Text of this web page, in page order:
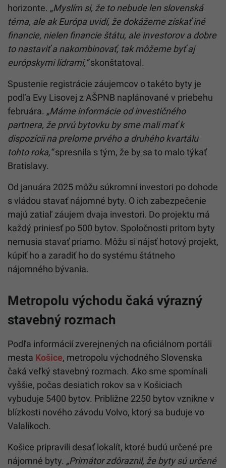
horizonte. „Myslím si, že to nebude len slovenská
téma, ale ak Európa uvidí, že dokážeme získať iné
financie, nielen financie štátu, ale investorov a dobre
to nastaviť a nakombinovať, tak môžeme byť aj
európskymi lídrami,“skonštatoval.
Spustenie registrácie záujemcov o takéto byty je
podľa Evy Lisovej z AŠPNB naplánované v priebehu
februára. „Máme informácie od investičného
partnera, že prvú bytovku by sme mali mať k
dispozícii na prelome prvého a druhého kvartálu
tohto roka,“spresnila s tým, že by sa to malo týkať
Bratislavy.
Od januára 2025 môžu súkromní investori po dohode
s vládou stavať nájomné byty. O ich zabezpečenie
majú zatiaľ záujem dvaja investori. Do projektu má
každý priniesť po 500 bytov. Spoločnosti pritom byty
nemusia stavať priamo. Môžu si nájsť hotový projekt,
kúpiť ho a zaradiť ho do systému štátneho
nájomného bývania.
Metropolu východu čaká výrazný
stavebný rozmach
Podľa informácií zverejnených na oficiálnom portáli
mesta Košice, metropolu východného Slovenska
čaká veľký stavebný rozmach. Ako sme spomínali
vyššie, počas desiatich rokov sa v Košiciach
vybuduje 5400 bytov. Približne 2250 bytov vznikne v
blízkosti nového závodu Volvo, ktorý sa buduje vo
Valalikoch.
Košice pripravili desať lokalít, ktoré budú určené pre
nájomné byty. „Primátor zdôraznil, že byty sú určené